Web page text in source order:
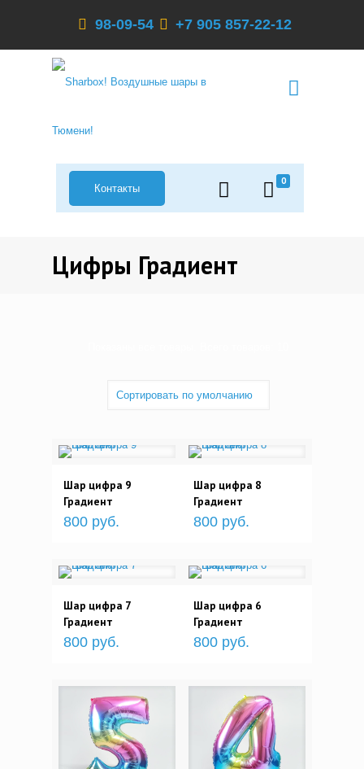
98-09-54 +7 905 857-22-12
0
Контакты
Цифры Градиент
Шар цифра 9
Градиент
800 руб.
Шар цифра 8
Градиент
800 руб.
Шар цифра 7
Градиент
800 руб.
Шар цифра 6
Градиент
800 руб.